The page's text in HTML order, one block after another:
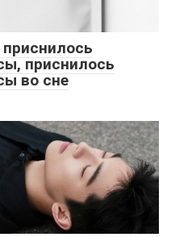
приснилось
во сне